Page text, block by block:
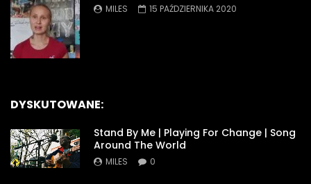
MILES 15 PAŹDZIERNIKA 2020
DYSKUTOWANE:
Stand By Me | Playing For Change | Song
Around The World
MILES 0